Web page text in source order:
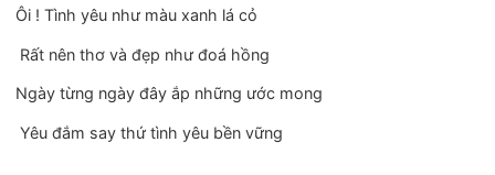
Ôi ! Tình yêu như màu xanh lá cỏ
Rất nên thơ và đẹp như đoá hồng
Ngày từng ngày đây ắp những ước mong
Yêu đắm say thứ tình yêu bền vững
….